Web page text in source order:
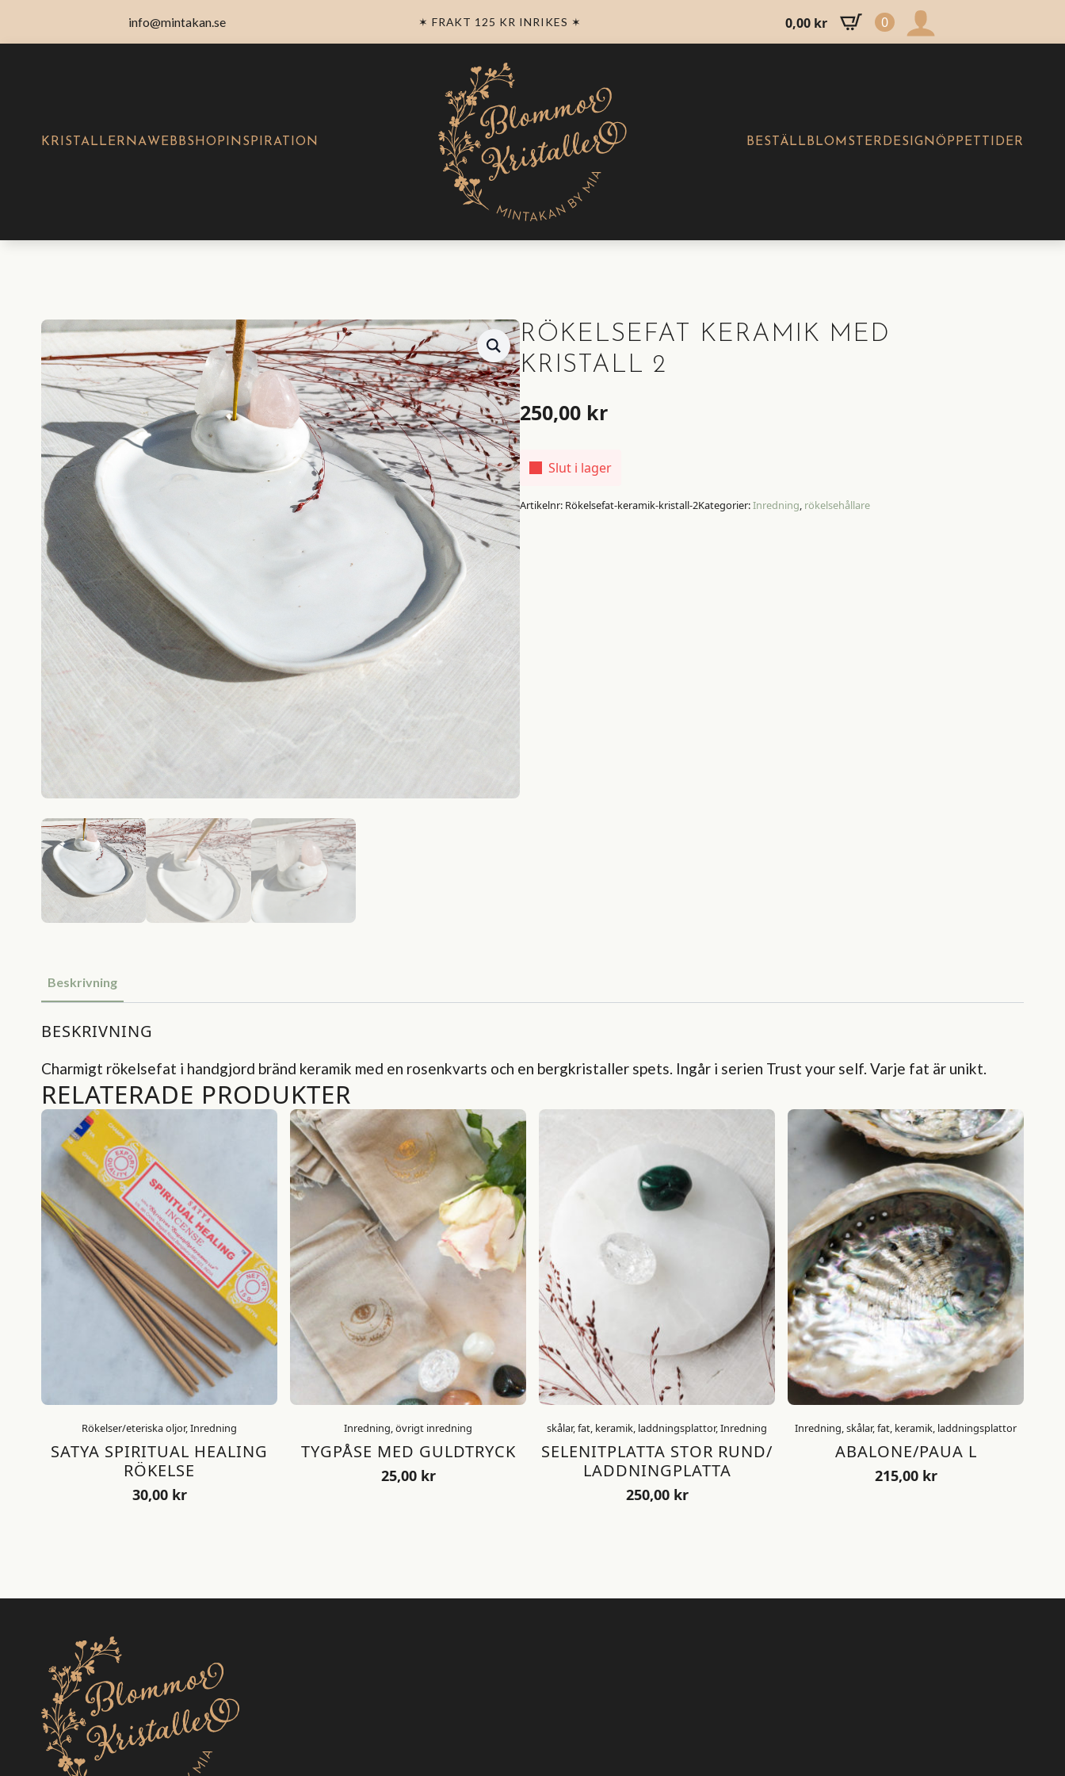
info@mintakan.se ✶ FRAKT 125 KR INRIKES ✶ 0,00 kr 0
KRISTALLERNAWEBBSHOP INSPIRATION BESTÄLL BLOMSTERDESIGNÖPPETTIDER
RÖKELSEFAT KERAMIK MED
KRISTALL 2
250,00 kr
Slut i lager
Artikelnr: Rökelsefat-keramik-kristall-2Kategorier:Inredning, rökelsehållare
Beskrivning
BESKRIVNING
Charmigt rökelsefat i handgjord bränd keramik med en rosenkvarts och en bergkristaller spets. Ingår i serien Trust your self. Varje fat är unikt.
RELATERADE PRODUKTER
Rökelser/eteriska oljor, Inredning
SATYA SPIRITUAL HEALING
RÖKELSE
30,00 kr
Inredning, övrigt inredning
TYGPÅSE MED GULDTRYCK
25,00 kr
skålar, fat, keramik, laddningsplattor, Inredning
SELENITPLATTA STOR RUND/
LADDNINGPLATTA
250,00 kr
Inredning, skålar, fat, keramik, laddningsplattor
ABALONE/PAUA L
215,00 kr